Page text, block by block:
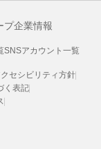
プ企業情報
SNSアカウント一覧
セシビリティ方針
く表記